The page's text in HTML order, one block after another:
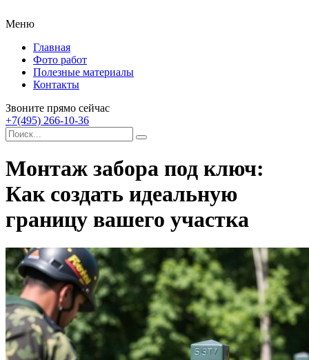
Меню
Главная
Фото работ
Полезные материалы
Контакты
Звоните прямо сейчас
+7(495) 266-10-36
Монтаж забора под ключ:
Как создать идеальную
границу вашего участка